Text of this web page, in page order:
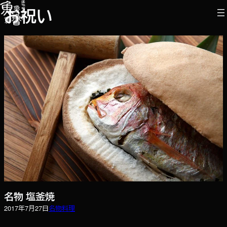
内
容
を
ス
キ
ッ
プ
お祝い
名物 塩釜焼
2017年7月27日名物料理